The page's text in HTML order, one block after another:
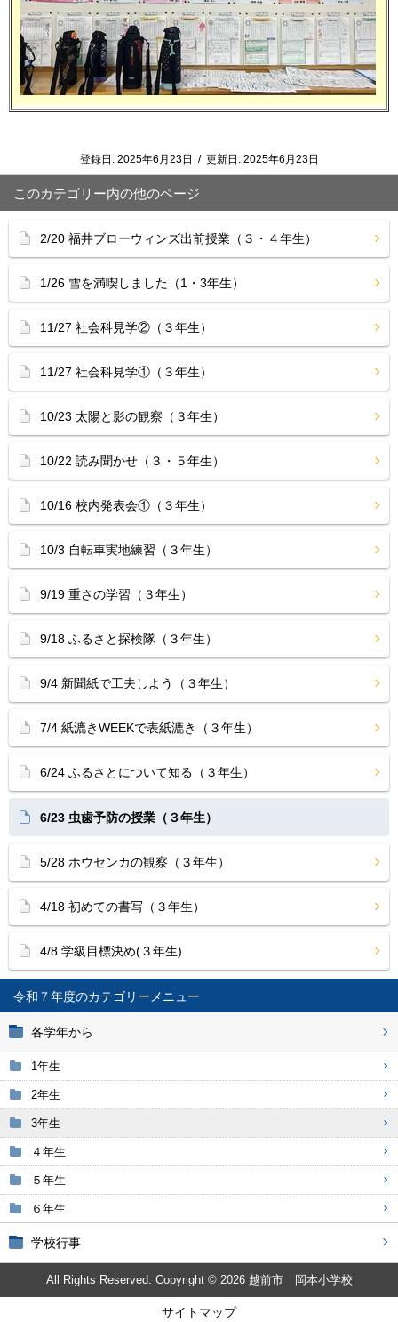
令和７年度
各学年から
1年生
2年生
3年生
４年生
５年生
６年生
学校行事
登録日: 2025年6月23日 / 更新日: 2025年6月23日
このカテゴリー内の他のページ
2/20 福井ブローウィンズ出前授業（３・４年生）
1/26 雪を満喫しました（1・3年生）
11/27 社会科見学②（３年生）
11/27 社会科見学①（３年生）
10/23 太陽と影の観察（３年生）
10/22 読み聞かせ（３・５年生）
10/16 校内発表会①（３年生）
10/3 自転車実地練習（３年生）
9/19 重さの学習（３年生）
9/18 ふるさと探検隊（３年生）
9/4 新聞紙で工夫しよう（３年生）
7/4 紙漉きWEEKで表紙漉き（３年生）
6/24 ふるさとについて知る（３年生）
6/23 虫歯予防の授業（３年生）
5/28 ホウセンカの観察（３年生）
4/18 初めての書写（３年生）
4/8 学級目標決め(３年生)
All Rights Reserved. Copyright © 2026 越前市 岡本小学校
サイトマップ